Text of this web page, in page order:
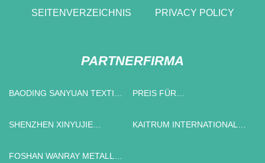
SEITENVERZEICHNIS PRIVACY POLICY
PARTNERFIRMA
BAODING SANYUAN TEXTIL
PREIS FÜR
SUBSTRATNETZMITTEL
SHENZHEN XINYUJIE
KAITRUM INTERNATIONAL
FOSHAN WANRAY METALLE